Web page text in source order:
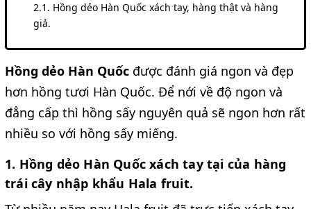
Hồng dẻo Hàn Quốc xách tay, hàng thật và hàng
giả.
Hồng dẻo Hàn Quốc được đánh giá ngon và đẹp
hơn hồng tươi Hàn Quốc. Để nới về độ ngon và
đẳng cấp thì hồng sấy nguyên quả sẽ ngon hơn rất
nhiều so với hồng sấy miếng.
1. Hồng dẻo Hàn Quốc xách tay tại của hàng
trái cây nhập khẩu Hala fruit.